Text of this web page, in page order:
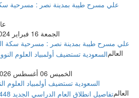
الجمعة 16 فبراير 2024 06:53 مساءً
علي مسرح طيبة بمدينة نصر : مسرحية سكة
العالم
الخميس 06 أغسطس 2026 02:52 صباحاً
السعودية تستضيف أولمبياد العلوم
العالم